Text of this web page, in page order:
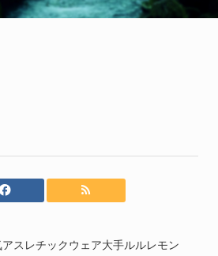
スレチックウェア大手ルルレモン